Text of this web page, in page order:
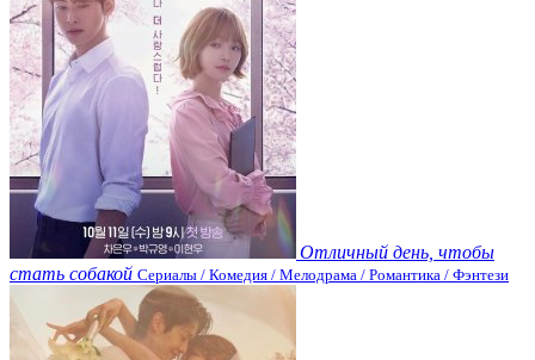
Отличный день, чтобы
стать собакой Сериалы / Комедия / Мелодрама / Романтика / Фэнтези